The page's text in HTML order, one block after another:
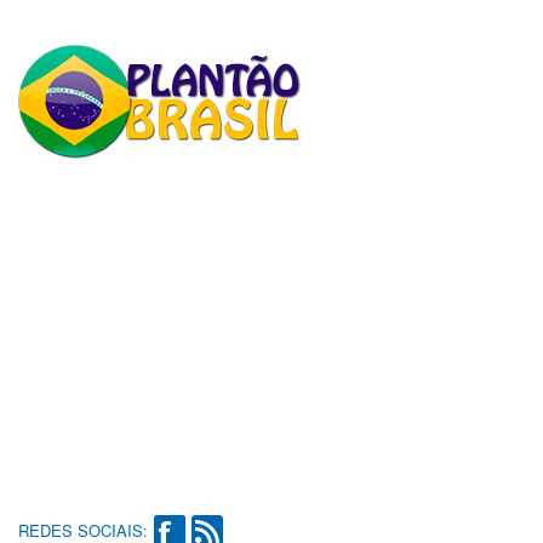
REDES SOCIAIS: